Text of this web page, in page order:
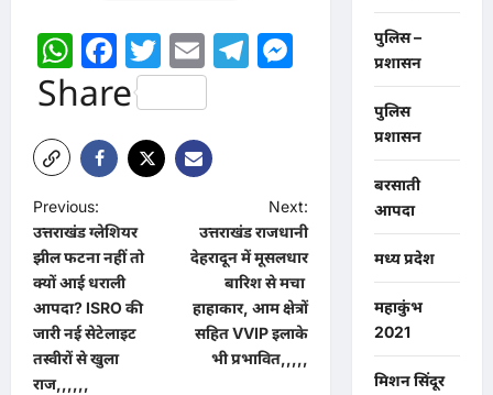
WhatsApp
Facebook
Twitter
EmailTelegram
Messenger
Share
P
o
s
t
n
a
Previous:
उत्तराखंड ग्लेशियर
झील फटना नहीं तो
क्यों आई धराली
आपदा? ISRO की
जारी नई सेटेलाइट
तस्वीरों से खुला
राज,,,,,,
Next:
उत्तराखंड राजधानी
देहरादून में मूसलधार
बारिश से मचा
हाहाकार, आम क्षेत्रों
सहित VVIP इलाके
भी प्रभावित,,,,,
पुलिस –
प्रशासन
पुलिस
प्रशासन
बरसाती
आपदा
मध्य प्रदेश
महाकुंभ
2021
मिशन सिंदूर